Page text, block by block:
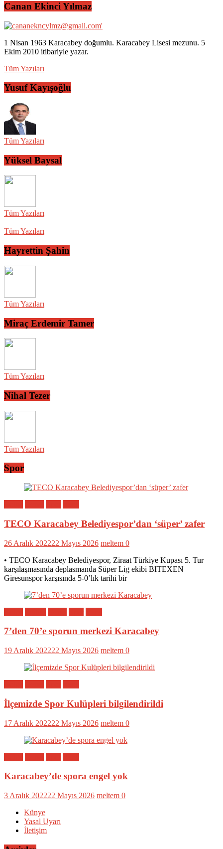
Canan Ekinci Yılmaz
1 Nisan 1963 Karacabey doğumlu. Karacabey Lisesi mezunu. 5
Ekim 2010 itibariyle yazar.
Tüm Yazıları
Yusuf Kayışoğlu
Tüm Yazıları
Yüksel Baysal
Tüm Yazıları
Tüm Yazıları
Hayrettin Şahin
Tüm Yazıları
Miraç Erdemir Tamer
Tüm Yazıları
Nihal Tezer
Tüm Yazıları
Spor
TECO Karacabey Belediyespor’dan ‘süper’ zafer
26 Aralık 202222 Mayıs 2026 meltem 0
• TECO Karacabey Belediyespor, Ziraat Türkiye Kupası 5. Tur
karşılaşmasında deplasmanda Süper Lig ekibi BITEXEN
Giresunspor karşısında 5-0’lık tarihi bir
7’den 70’e sporun merkezi Karacabey
19 Aralık 202222 Mayıs 2026 meltem 0
İlçemizde Spor Kulüpleri bilgilendirildi
17 Aralık 202222 Mayıs 2026 meltem 0
Karacabey’de spora engel yok
3 Aralık 202222 Mayıs 2026 meltem 0
Künye
Yasal Uyarı
İletişim